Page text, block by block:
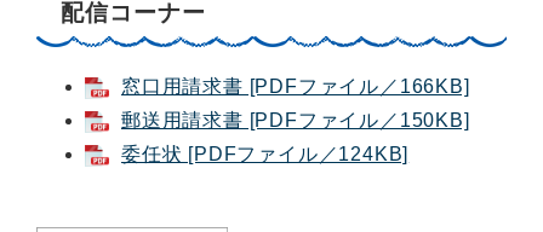
配信コーナー
窓口用請求書 [PDFファイル／166KB]
郵送用請求書 [PDFファイル／150KB]
委任状 [PDFファイル／124KB]